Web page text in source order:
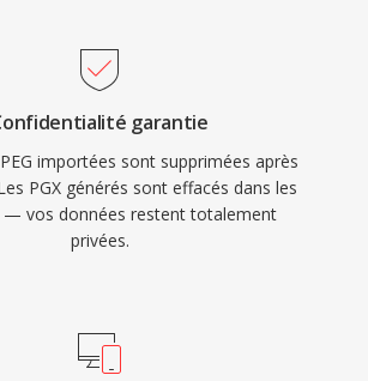
garantie
importées sont supprimées après
PGX générés sont effacés dans les
— vos données restent totalement
privées.